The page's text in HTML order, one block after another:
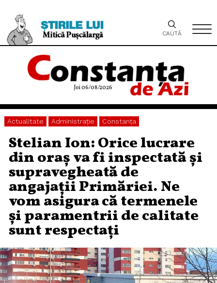
Joi 06/08/2026
CAUTĂ
Actualitate Administraţie Constanța
Stelian Ion: Orice lucrare
din oraș va fi inspectată și
supravegheată de
angajații Primăriei. Ne
vom asigura că termenele
și paramentrii de calitate
sunt respectați